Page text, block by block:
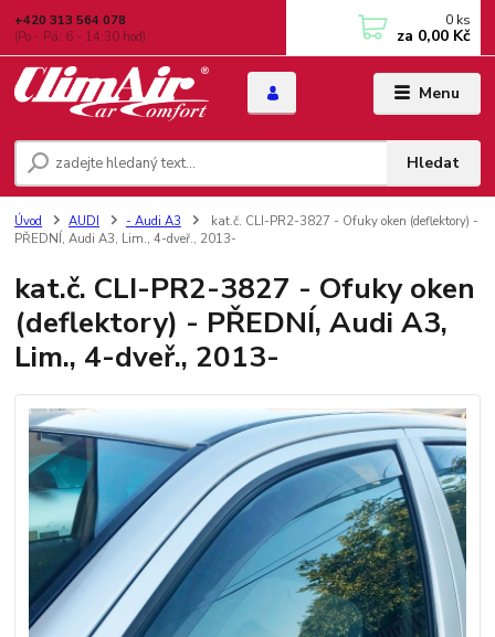
Menu
Hledat
+420 313 564 078
(Po - Pá: 6 - 14:30 hod)
0 ks
za 0,00 Kč
Úvod AUDI - Audi A3
kat.č. CLI-PR2-3827 - Ofuky oken (deflektory) -
PŘEDNÍ, Audi A3, Lim., 4-dveř., 2013-
kat.č. CLI-PR2-3827 - Ofuky oken
(deflektory) - PŘEDNÍ, Audi A3,
Lim., 4-dveř., 2013-